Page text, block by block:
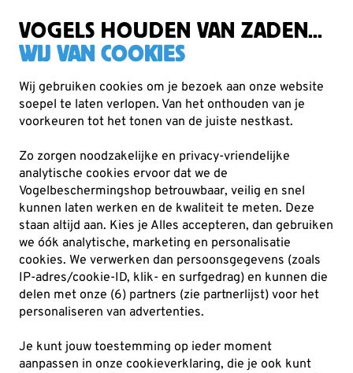
VOGELS HOUDEN VAN ZADEN...
WIJ VAN COOKIES
Wij gebruiken cookies om je bezoek aan onze website
soepel te laten verlopen. Van het onthouden van je
voorkeuren tot het tonen van de juiste nestkast.
Zo zorgen noodzakelijke en privacy-vriendelijke
analytische cookies ervoor dat we de
Vogelbeschermingshop betrouwbaar, veilig en snel
kunnen laten werken en de kwaliteit te meten. Deze
staan altijd aan. Kies je Alles accepteren, dan gebruiken
we óók analytische, marketing en personalisatie
cookies. We verwerken dan persoonsgegevens (zoals
IP-adres/cookie-ID, klik- en surfgedrag) en kunnen die
delen met onze (6) partners (zie partnerlijst) voor het
personaliseren van advertenties.
Je kunt jouw toestemming op ieder moment
aanpassen in onze cookieverklaring, die je ook kunt
Planten Biologische (inheemse) bomen